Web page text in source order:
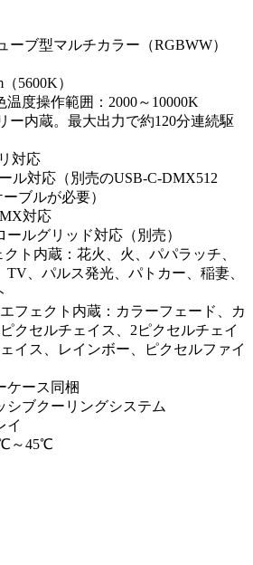
ーブ型マルチカラー（RGBWW）
5600K）
温度操作範囲：2000～10000K
ー内蔵。最大出力で約120分連続駆
対応
ル対応（別売のUSB-C-DMX512
ブルが必要）
対応
ールグリッド対応（別売）
クト内蔵：花火、火、パパラッチ、
TV、パルス発光、パトカー、稲妻、
フェクト内蔵：カラーフェード、カ
クセルチェイス、2ピクセルチェイ
イス、レインボー、ピクセルファイ
ケース同梱
シブクーリングシステム
イ
～45℃